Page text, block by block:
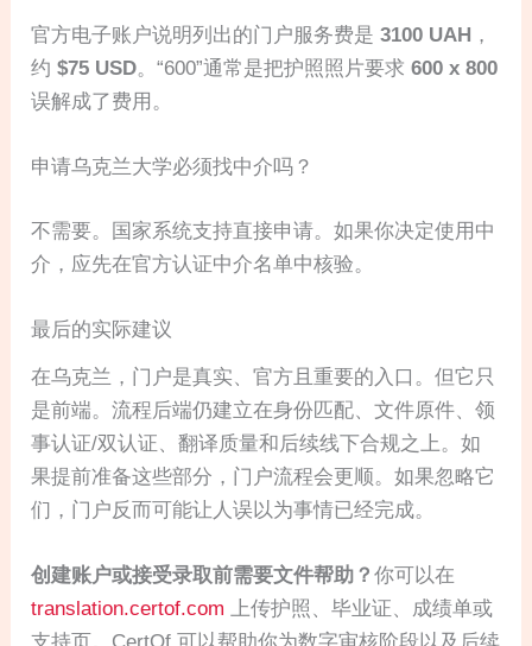
官方电子账户说明列出的门户服务费是3100 UAH ，
约$75 USD。“600”通常是把护照照片要求600 x 800
误解成了费用。
申请乌克兰大学必须找中介吗？
不需要。国家系统支持直接申请。如果你决定使用中
介，应先在官方认证中介名单中核验。
最后的实际建议
在乌克兰，门户是真实、官方且重要的入口。但它只
是前端。流程后端仍建立在身份匹配、文件原件、领
事认证/双认证、翻译质量和后续线下合规之上。如
果提前准备这些部分，门户流程会更顺。如果忽略它
们，门户反而可能让人误以为事情已经完成。
创建账户或接受录取前需要文件帮助？你可以在
translation.certof.com 上传护照、毕业证、成绩单或